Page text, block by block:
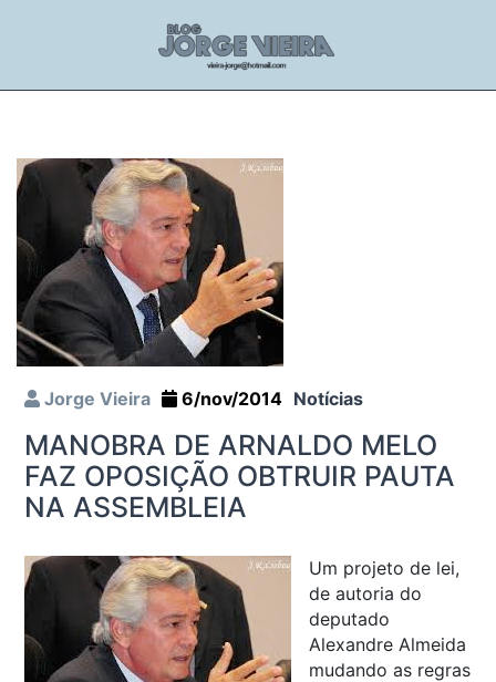
Jorge Vieira 6/nov/2014 Notícias
MANOBRA DE ARNALDO MELO
FAZ OPOSIÇÃO OBTRUIR PAUTA
NA ASSEMBLEIA
Um projeto de lei,
de autoria do
deputado
Alexandre Almeida
mudando as regras